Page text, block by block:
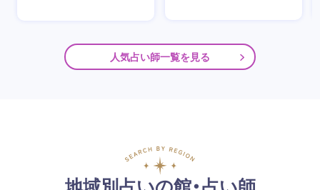
人気占い師一覧を見る